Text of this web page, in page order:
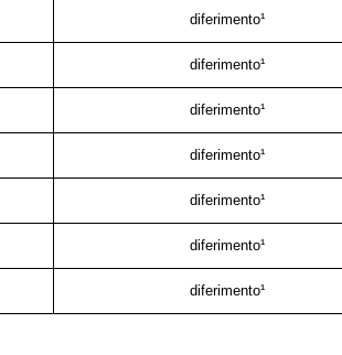
diferimento¹
diferimento¹
diferimento¹
diferimento¹
diferimento¹
diferimento¹
diferimento¹